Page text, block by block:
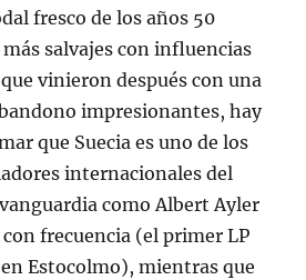
fresco de los años 50
salvajes con influencias
vinieron después con una
impresionantes, hay
que Suecia es uno de los
internacionales del
como Albert Ayler
frecuencia (el primer LP
Estocolmo), mientras que